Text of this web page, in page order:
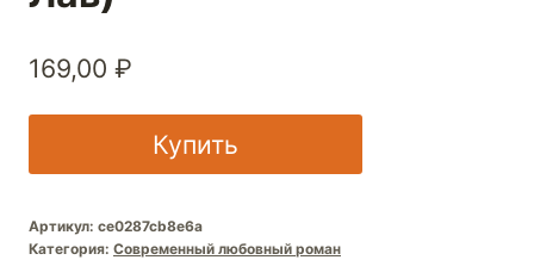
169,00 ₽
Купить
Артикул: ce0287cb8e6a
Категория: Современный любовный роман